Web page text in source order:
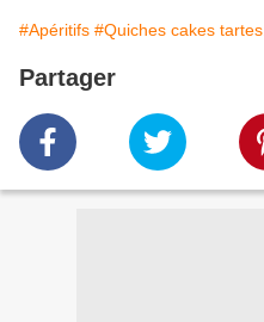
#Apéritifs #Quiches cakes tartes.
Partager